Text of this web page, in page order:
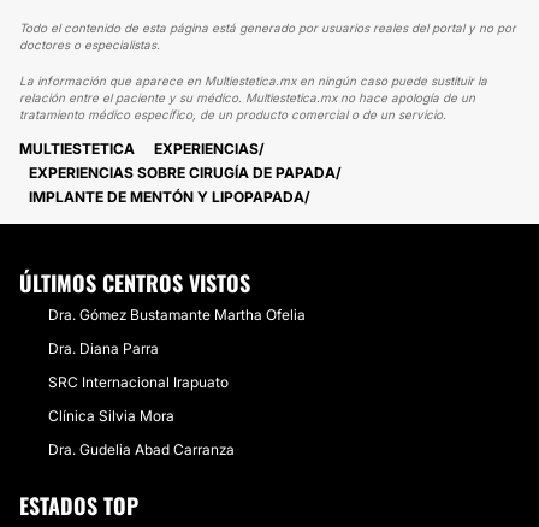
Todo el contenido de esta página está generado por usuarios reales del portal y no por
doctores o especialistas.
La información que aparece en Multiestetica.mx en ningún caso puede sustituir la
relación entre el paciente y su médico. Multiestetica.mx no hace apología de un
tratamiento médico específico, de un producto comercial o de un servicio.
MULTIESTETICA
EXPERIENCIAS
EXPERIENCIAS SOBRE CIRUGÍA DE PAPADA
IMPLANTE DE MENTÓN Y LIPOPAPADA
ÚLTIMOS CENTROS VISTOS
​Dra. Gómez Bustamante Martha Ofelia
Dra. Diana Parra
SRC Internacional Irapuato
Clínica Silvia Mora
Dra. Gudelia Abad Carranza
ESTADOS TOP